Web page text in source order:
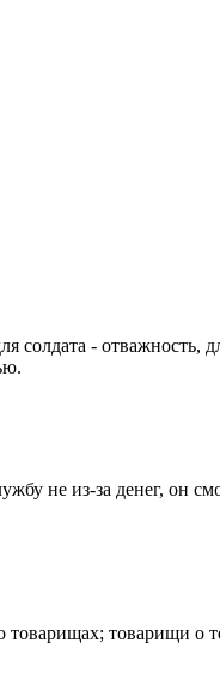
солдата - отважность,
не из-за денег, он
товарищи о